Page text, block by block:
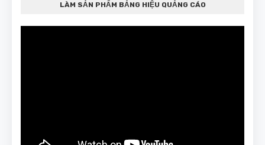
LÀM SẢN PHẨM BẢNG HIỆU QUẢNG CÁO